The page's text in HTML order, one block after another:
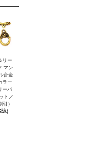
リー
マン
合金
ラー
ーパ
ト／
引）
込)